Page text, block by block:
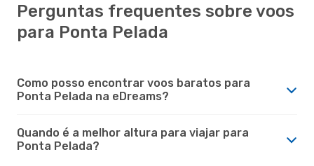
Perguntas frequentes sobre voos
para Ponta Pelada
Como posso encontrar voos baratos para
Ponta Pelada na eDreams?
Quando é a melhor altura para viajar para
Ponta Pelada?